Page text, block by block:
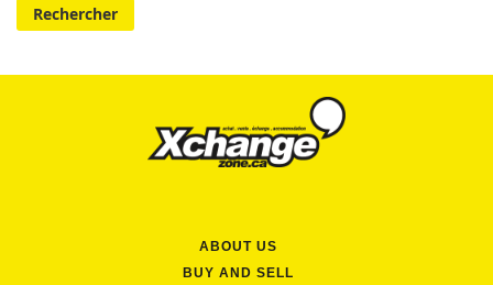
Rechercher
ABOUT US
BUY AND SELL